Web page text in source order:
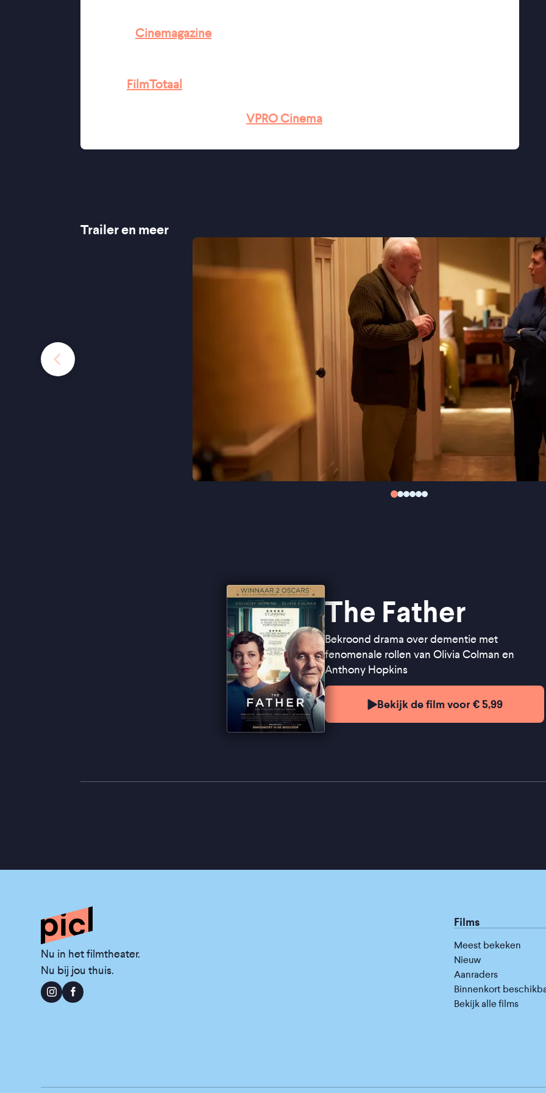
Cinemagazine
FilmTotaal
VPRO Cinema
Trailer en meer
The Father
Bekroond drama over dementie met
fenomenale rollen van Olivia Colman en
Anthony Hopkins
Bekijk de film voor € 5,99
Nu in het filmtheater.
Nu bij jou thuis.
Films
Meest bekeken
Nieuw
Aanraders
Binnenkort
Bekijk alle films